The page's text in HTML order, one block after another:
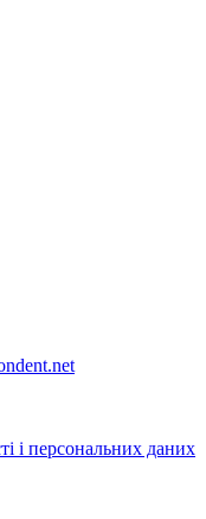
і персональних даних